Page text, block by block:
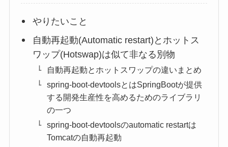
やりたいこと
自動再起動(Automatic restart)とホットス
ワップ(Hotswap)は似て非なる別物
自動再起動とホットスワップの違いまとめ
spring-boot-devtoolsとはSpringBootが提供
する開発生産性を高めるためのライブラリ
の一つ
spring-boot-devtoolsのautomatic restartは
Tomcatの自動再起動